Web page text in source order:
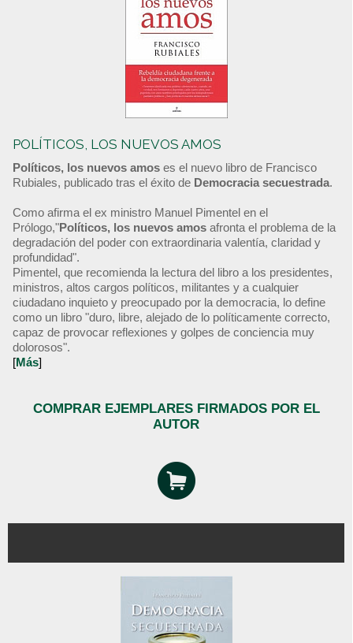
POLÍTICOS, LOS NUEVOS AMOS
Políticos, los nuevos amos es el nuevo libro de Francisco
Rubiales, publicado tras el éxito de Democracia secuestrada.
Como afirma el ex ministro Manuel Pimentel en el
Prólogo,"Políticos, los nuevos amos afronta el problema de la
degradación del poder con extraordinaria valentía, claridad y
profundidad".
Pimentel, que recomienda la lectura del libro a los presidentes,
ministros, altos cargos políticos, militantes y a cualquier
ciudadano inquieto y preocupado por la democracia, lo define
como un libro "duro, libre, alejado de lo políticamente correcto,
capaz de provocar reflexiones y golpes de conciencia muy
dolorosos".
[Más]
COMPRAR EJEMPLARES FIRMADOS POR EL
AUTOR